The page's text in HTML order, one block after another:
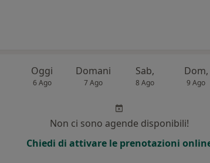
Oggi
6 Ago
Domani
7 Ago
Sab,
8 Ago
Dom,
9 Ago
Non ci sono agende disponibili!
Chiedi di attivare le prenotazioni